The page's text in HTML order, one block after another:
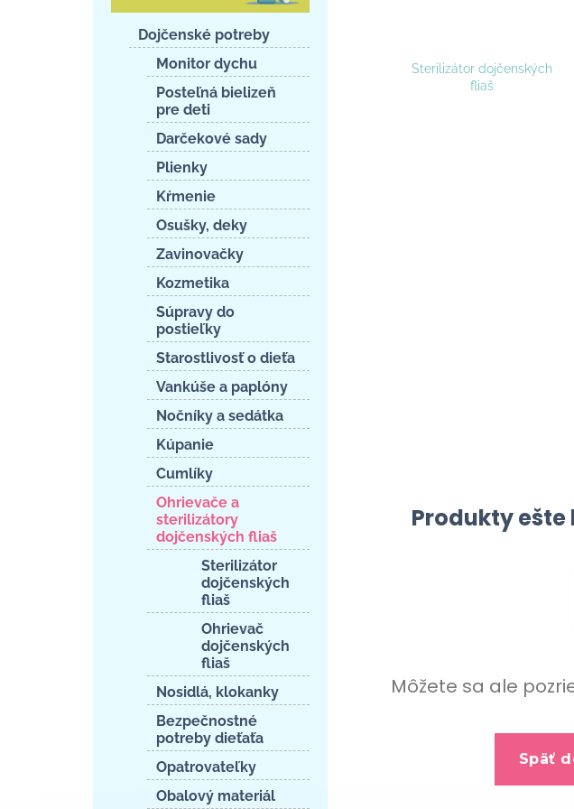
Dojčenské potreby
Monitor dychu
Posteľná bielizeň
pre deti
Darčekové sady
Plienky
Kŕmenie
Osušky, deky
Zavinovačky
Kozmetika
Súpravy do
postieľky
Starostlivosť o dieťa
Vankúše a paplóny
Nočníky a sedátka
Kúpanie
Cumlíky
Ohrievače a
sterilizátory
dojčenských fliaš
Sterilizátor
dojčenských
fliaš
Ohrievač
dojčenských
fliaš
Nosidlá, klokanky
Bezpečnostné
potreby dieťaťa
Opatrovateľky
Obalový materiál
Sterilizátor dojčenských
fliaš
Produkty
Môžete sa ale
Späť